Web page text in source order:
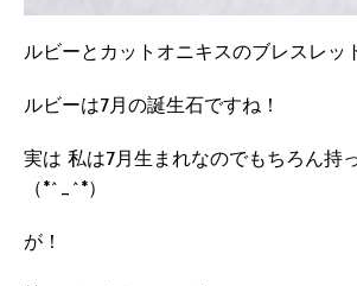
ルビーとカットオニキスのブレスレッ
ルビーは7月の誕生石ですね！
実は 私は7月生まれなのでもちろん持
（*^_^*）
が！